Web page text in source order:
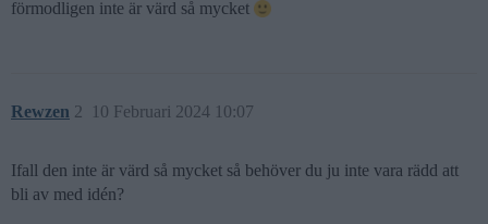
förmodligen inte är värd så mycket
Rewzen 10 Februari 2024 10:07
2
Ifall den inte är värd så mycket så behöver du ju inte vara rädd att
bli av med idén?